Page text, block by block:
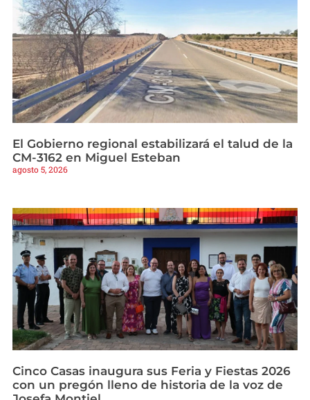
El Gobierno regional estabilizará el talud de la
CM-3162 en Miguel Esteban
agosto 5, 2026
Cinco Casas inaugura sus Feria y Fiestas 2026
con un pregón lleno de historia de la voz de